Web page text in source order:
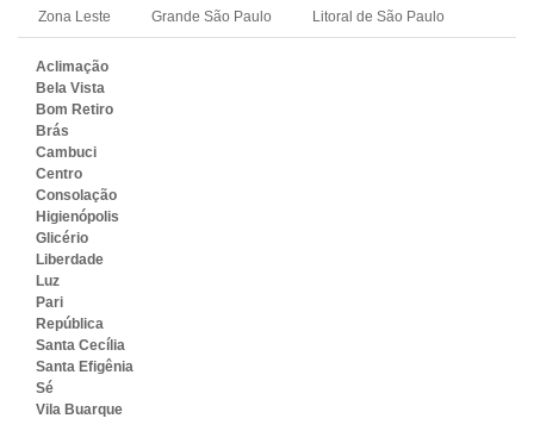
Zona Leste Grande São Paulo Litoral de São Paulo
Aclimação
Bela Vista
Bom Retiro
Brás
Cambuci
Centro
Consolação
Higienópolis
Glicério
Liberdade
Luz
Pari
República
Santa Cecília
Santa Efigênia
Sé
Vila Buarque